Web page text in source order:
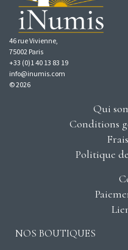
46 rue Vivienne,
75002 Paris
+33 (0)1 40 13 83 19
info@inumis.com
© 2026
Qui
Conditions
Politique
NOS BOUTIQUES